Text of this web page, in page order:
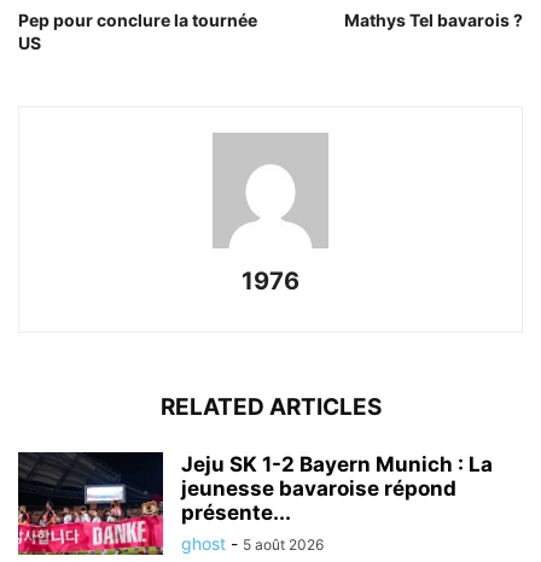
Pep pour conclure la tournée
US
Mathys Tel bavarois ?
1976
RELATED ARTICLES
Jeju SK 1-2 Bayern Munich : La
jeunesse bavaroise répond
présente...
ghost - 5 août 2026